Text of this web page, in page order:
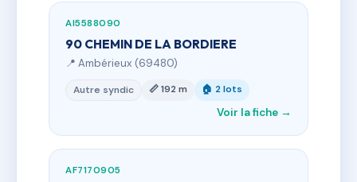
AI5588090
90 CHEMIN DE LA BORDIERE
📍 Ambérieux (69480)
Autre syndic 📏 192 m 🏠 2 lots
Voir la fiche →
AF7170905